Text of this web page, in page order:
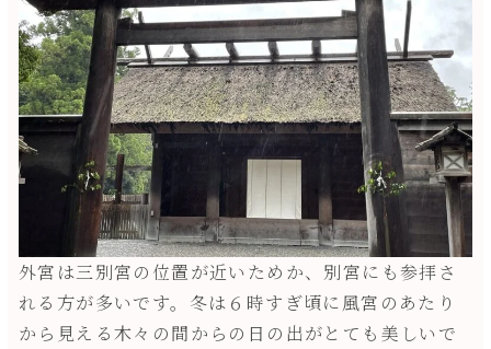
外宮は三別宮の位置が近いためか、別宮にも参拝さ
れる方が多いです。冬は６時すぎ頃に風宮のあたり
から見える木々の間からの日の出がとても美しいで